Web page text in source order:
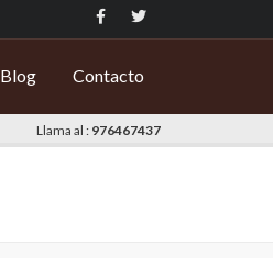
Blog Contacto
Llama al : 976467437